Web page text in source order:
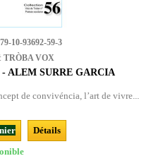
10-93692-59-3
TRÒBA VOX
ALEM SURRE GARCIA
de convivéncia, l’art de vivre...
Détails